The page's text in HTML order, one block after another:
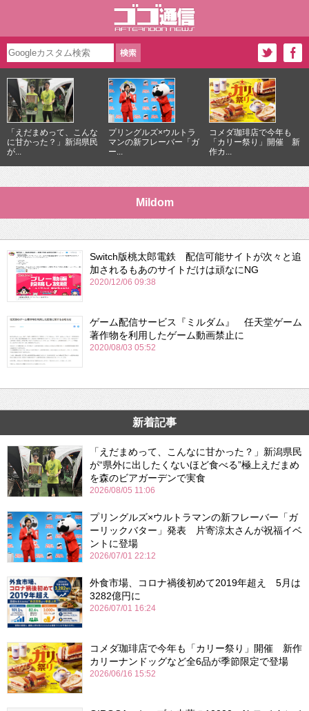
「えだまめって、こんな
に甘かった？」新潟県民
が...
プリングルズ×ウルトラ
マンの新フレーバー「ガ
ー...
コメダ珈琲店で今年も
「カリー祭り」開催 新
作カ...
Mildom
Switch版桃太郎電鉄 配信可能サイトが次々と追
加されるもあのサイトだけは頑なにNG
2020/12/06 09:38
ゲーム配信サービス『ミルダム』 任天堂ゲーム
著作物を利用したゲーム動画禁止に
2020/08/03 05:52
新着記事
「えだまめって、こんなに甘かった？」新潟県民
が“県外に出したくないほど食べる”極上えだまめ
を森のビアガーデンで実食
2026/08/05 11:06
プリングルズ×ウルトラマンの新フレーバー「ガ
ーリックバター」発表 片寄涼太さんが祝福イベ
ントに登場
2026/07/01 22:12
外食市場、コロナ禍後初めて2019年超え 5月は
3282億円に
2026/07/01 16:24
コメダ珈琲店で今年も「カリー祭り」開催 新作
カリーナンドッグなど全6品が季節限定で登場
2026/06/16 15:52